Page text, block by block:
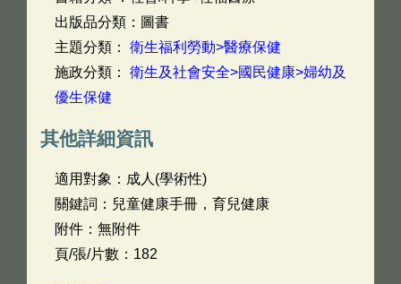
出版品分類：圖書
主題分類： 衛生福利勞動>醫療保健
施政分類： 衛生及社會安全>國民健康>婦幼及
優生保健
其他詳細資訊
適用對象：成人(學術性)
關鍵詞：兒童健康手冊，育兒健康
附件：無附件
頁/張/片數：182